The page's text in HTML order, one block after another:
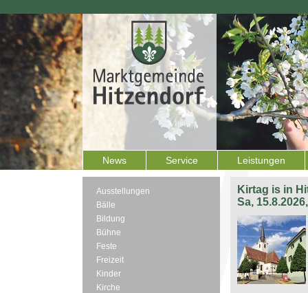
News Service Leistungen
Ausstellungen
Bälle
Bildung
Bühne
Feste
Freizeit
Kinder
Kirche
Kirtag is in
Sa,